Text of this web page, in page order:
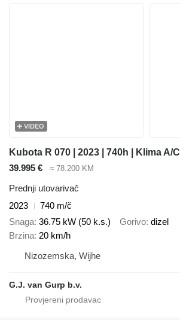
VIDEO
Kubota R 070 | 2023 | 740h | Klima A/C
39.995 €
≈ 78.200 KM
Prednji utovarivač
2023
740 m/č
Snaga 36.75 kW (50 k.s.) Gorivo dizel
Brzina 20 km/h
Nizozemska, Wijhe
G.J. van Gurp b.v.